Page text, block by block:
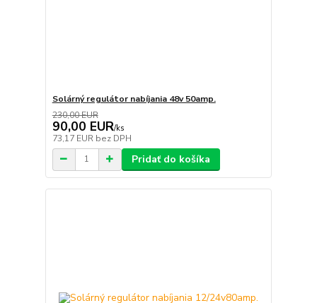
Solárný regulátor nabíjania 48v 50amp.
230,00 EUR
90,00 EUR/ks
73,17 EUR bez DPH
Pridať do košíka